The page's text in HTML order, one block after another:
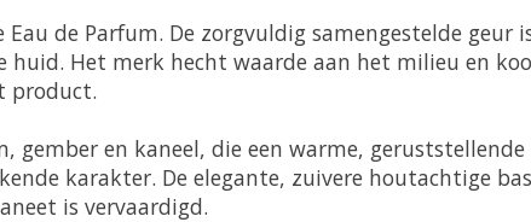
Eau de Parfum. De zorgvuldig samengestelde
Het merk hecht waarde aan het milieu en
product.
gember en kaneel, die een warme,
karakter. De elegante, zuivere houtachtige
is vervaardigd.